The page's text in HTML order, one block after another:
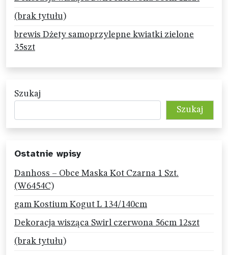
(brak tytułu)
brewis Dżety samoprzylepne kwiatki zielone
35szt
Szukaj
Szukaj
Ostatnie wpisy
Danhoss – Obce Maska Kot Czarna 1 Szt.
(W6454C)
gam Kostium Kogut L 134/140cm
Dekoracja wisząca Swirl czerwona 56cm 12szt
(brak tytułu)